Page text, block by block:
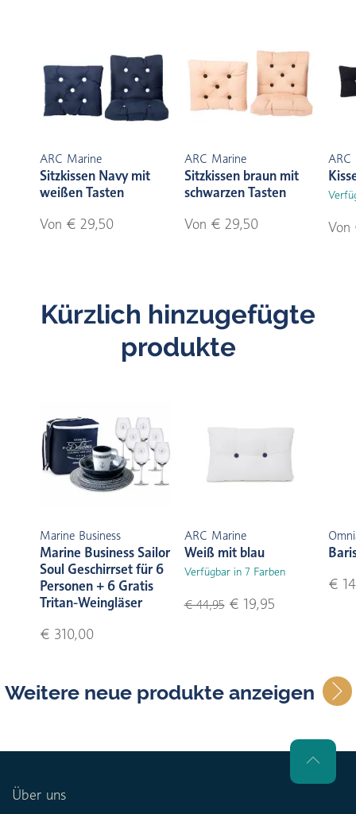
ARC Marine
Sitzkissen Navy mit
weißen Tasten
Von € 29,50
ARC Marine
Sitzkissen braun mit
schwarzen Tasten
Von € 29,50
ARC
Von
Kürzlich hinzugefügte
produkte
Marine Business
Marine Business Sailor
Soul Geschirrset für 6
Personen + 6 Gratis
Tritan-Weingläser
€ 310,00
ARC Marine
Weiß mit blau
Verfügbar in 7 Farben
€ 44,95€ 19,95
€
Weitere neue produkte anzeigen
Über uns